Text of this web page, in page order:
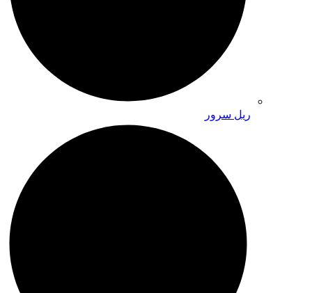
ریل سرور